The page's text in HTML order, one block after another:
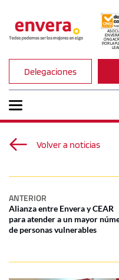
ONG
POR LA
Delegaciones
Volver a noticias
ANTERIOR
Alianza entre Envera y CEAR
para atender a un mayor
de personas vulnerables